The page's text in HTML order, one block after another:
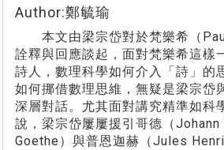
Author:鄭毓瑜
本文由梁宗岱對於梵樂希（
詮釋與回應談起，面對梵樂希這樣
詩人，數理科學如何介入「詩」的
如何挪借數理思維，無疑是梁宗岱
深層對話。尤其面對講究精準如科
說，梁宗岱屢屢援引哥德（
Goethe）與普恩迦赫（Jules